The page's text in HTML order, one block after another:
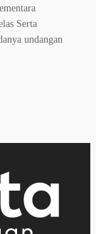
Serta
undangan